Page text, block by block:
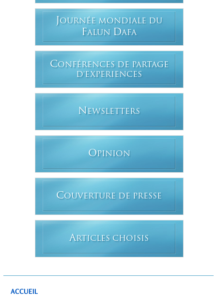
JOURNÉE MONDIALE DU
FALUN DAFA
CONFÉRENCES DE PARTAGE
D'EXPERIENCES
N EWSLETTERS
OPINION
COUVERTURE DE PRESSE
ARTICLES CHOISIS
ACCUEIL